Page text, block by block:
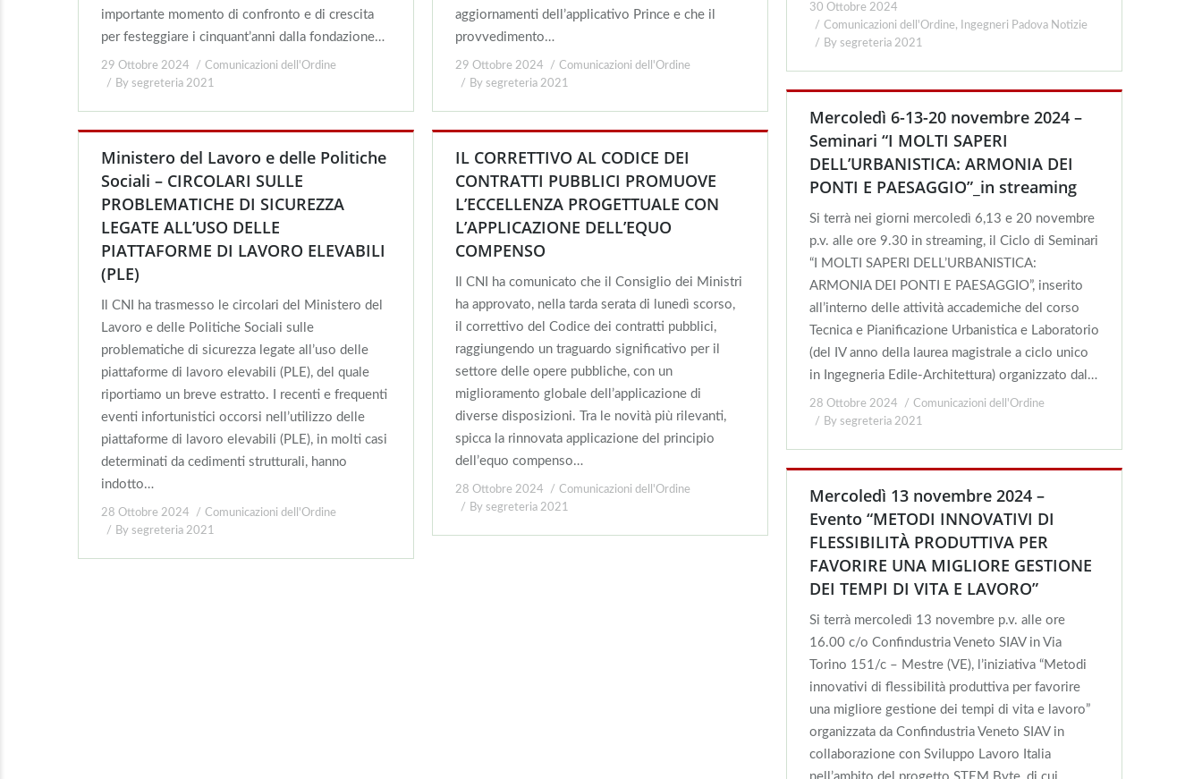
30 Ottobre 2024
Comunicazioni dell'Ordine,
Ingegneri Padova Notizie
By segreteria 2021
aggiornamenti dell’applicativo Prince e che il
provvedimento…
29 Ottobre 2024
Comunicazioni dell'Ordine
By segreteria 2021
importante momento di confronto e di crescita
per festeggiare i cinquant’anni dalla fondazione…
29 Ottobre 2024
Comunicazioni dell'Ordine
By segreteria 2021
Mercoledì 6-13-20 novembre 2024 –
Seminari “I MOLTI SAPERI
DELL’URBANISTICA: ARMONIA DEI
PONTI E PAESAGGIO”_in streaming
Si terrà nei giorni mercoledì 6,13 e 20 novembre
p.v. alle ore 9.30 in streaming, il Ciclo di Seminari
“I MOLTI SAPERI DELL’URBANISTICA:
ARMONIA DEI PONTI E PAESAGGIO”, inserito
all’interno delle attività accademiche del corso
Tecnica e Pianificazione Urbanistica e Laboratorio
(del IV anno della laurea magistrale a ciclo unico
in Ingegneria Edile-Architettura) organizzato dal…
28 Ottobre 2024
Comunicazioni dell'Ordine
By segreteria 2021
Ministero del Lavoro e delle Politiche
Sociali – CIRCOLARI SULLE
PROBLEMATICHE DI SICUREZZA
LEGATE ALL’USO DELLE
PIATTAFORME DI LAVORO ELEVABILI
(PLE)
Il CNI ha trasmesso le circolari del Ministero del
Lavoro e delle Politiche Sociali sulle
problematiche di sicurezza legate all’uso delle
piattaforme di lavoro elevabili (PLE), del quale
riportiamo un breve estratto. I recenti e frequenti
eventi infortunistici occorsi nell’utilizzo delle
piattaforme di lavoro elevabili (PLE), in molti casi
determinati da cedimenti strutturali, hanno
indotto…
28 Ottobre 2024
Comunicazioni dell'Ordine
By segreteria 2021
IL CORRETTIVO AL CODICE DEI
CONTRATTI PUBBLICI PROMUOVE
L’ECCELLENZA PROGETTUALE CON
L’APPLICAZIONE DELL’EQUO
COMPENSO
Il CNI ha comunicato che il Consiglio dei Ministri
ha approvato, nella tarda serata di lunedì scorso,
il correttivo del Codice dei contratti pubblici,
raggiungendo un traguardo significativo per il
settore delle opere pubbliche, con un
miglioramento globale dell’applicazione di
diverse disposizioni. Tra le novità più rilevanti,
spicca la rinnovata applicazione del principio
dell’equo compenso…
28 Ottobre 2024
Comunicazioni dell'Ordine
By segreteria 2021
Mercoledì 13 novembre 2024 –
Evento “METODI INNOVATIVI DI
FLESSIBILITÀ PRODUTTIVA PER
FAVORIRE UNA MIGLIORE GESTIONE
DEI TEMPI DI VITA E LAVORO”
Si terrà mercoledì 13 novembre p.v. alle ore
16.00 c/o Confindustria Veneto SIAV in Via
Torino 151/c – Mestre (VE), l’iniziativa “Metodi
innovativi di flessibilità produttiva per favorire
una migliore gestione dei tempi di vita e lavoro”
organizzata da Confindustria Veneto SIAV in
collaborazione con Sviluppo Lavoro Italia